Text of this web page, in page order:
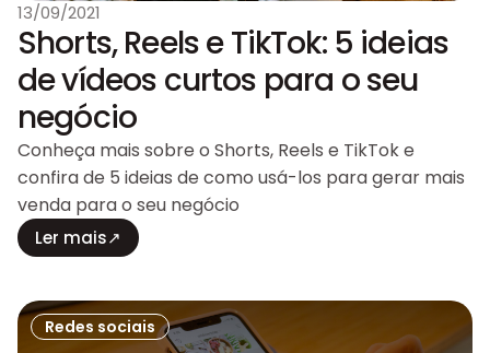
13/09/2021
Shorts, Reels e TikTok: 5 ideias
de vídeos curtos para o seu
negócio
Conheça mais sobre o Shorts, Reels e TikTok e
confira de 5 ideias de como usá-los para gerar mais
venda para o seu negócio
Ler mais↗
Redes sociais